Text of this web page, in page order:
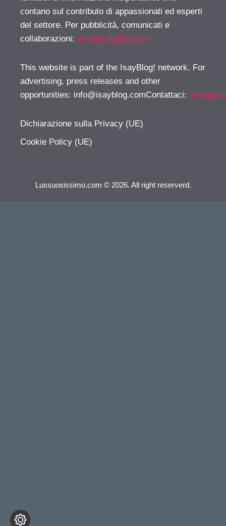
contano sul contributo di appassionati ed esperti
del settore. Per pubblicità, comunicati e
collaborazioni: info@isayblog.com
This website is part of the IsayBlog! network. For
advertising, press releases and other
opportunities: info@isayblog.comContattaci:
Dichiarazione sulla Privacy (UE)
Cookie Policy (UE)
Lussuosissimo.com © 2026. All right reserverd.